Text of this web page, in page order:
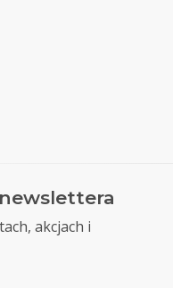
akcjach i